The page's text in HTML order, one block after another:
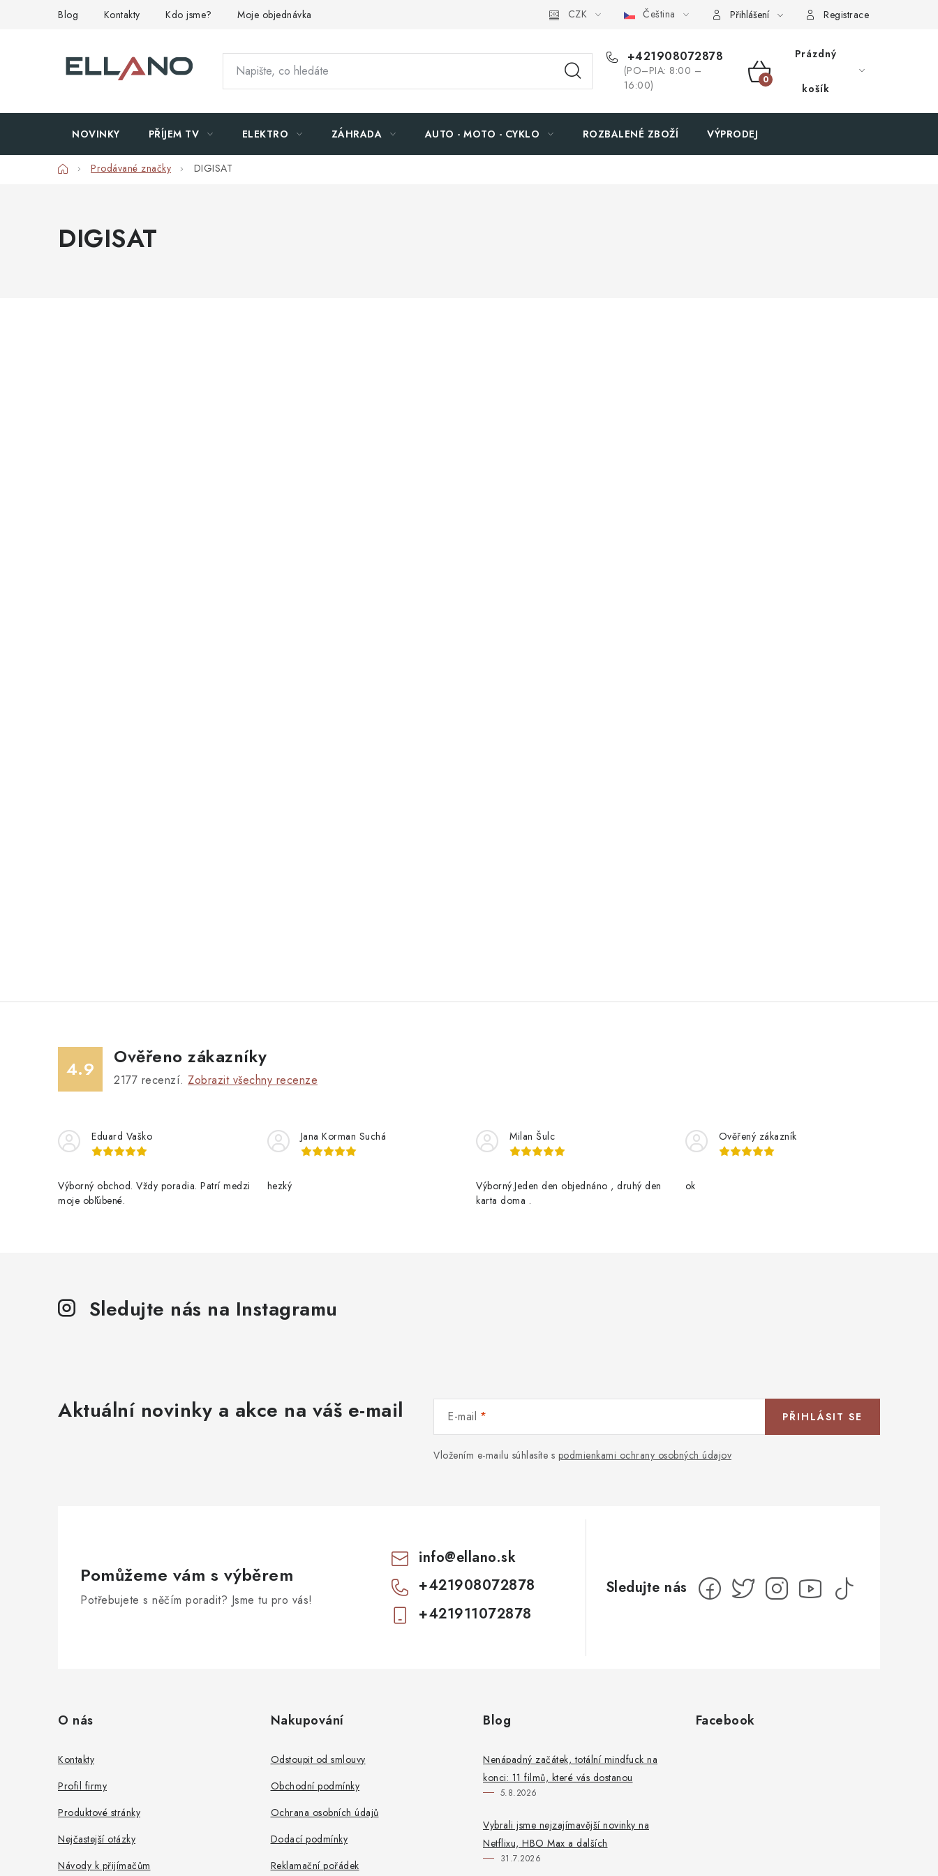
Blog Kontakty Kdo jsme? Moje objednávka CZK Čeština Přihlášení Registrace
+421908072878
(PO–PIA: 8:00 –
16:00)
NÁKUPNÍ
Prázdný
košík
NOVINKY PŘÍJEM TV ELEKTRO ZÁHRADA AUTO - MOTO - CYKLO ROZBALENÉ ZBOŽÍ VÝPRODEJ
DomůProdávané značky DIGISAT
DIGISAT
4.9
Ověřeno zákazníky
2177 recenzí. Zobrazit všechny recenze
Eduard Vaško
Výborný obchod. Vždy poradia. Patrí medzi
moje obľúbené.
Jana Korman Suchá
hezký
Milan Šulc
Výborný.Jeden den objednáno , druhý den
karta doma .
Ověřený zákazník
ok
Sledujte nás na Instagramu
Aktuální novinky a akce na váš e-mail E-mail
Vložením e-mailu súhlasíte s podmienkami ochrany osobných údajov
PŘIHLÁSIT SE
Pomůžeme vám s výběrem
Potřebujete s něčím poradit? Jsme tu pro vás!
info@ellano.sk
+421908072878
+421911072878
O nás
Kontakty
Profil firmy
Produktové stránky
Nejčastejší otázky
Návody k přijímačům
Nakupování
Odstoupit od smlouvy
Obchodní podmínky
Ochrana osobních údajů
Dodací podmínky
Reklamační pořádek
Blog
Nenápadný začátek, totální mindfuck na
konci: 11 filmů, které vás dostanou
5.8.2026
Vybrali jsme nejzajímavější novinky na
Netflixu, HBO Max a dalších
31.7.2026
Facebook